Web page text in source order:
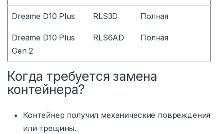
Dreame D10 Plus RLS3D Полная
Dreame D10 Plus
Gen 2
RLS6AD Полная
Когда требуется замена
контейнера?
Контейнер получил механические повреждения
или трещины.